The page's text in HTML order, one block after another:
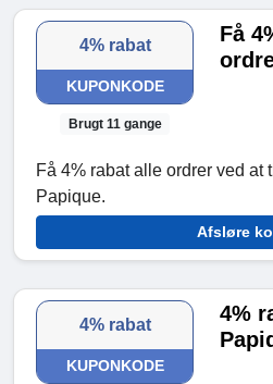
4% rabat
KUPONKODE
Brugt 11 gange
Få
Få 4% rabat alle ordrer ved at
Papique.
Afsløre
4% rabat
KUPONKODE
4%